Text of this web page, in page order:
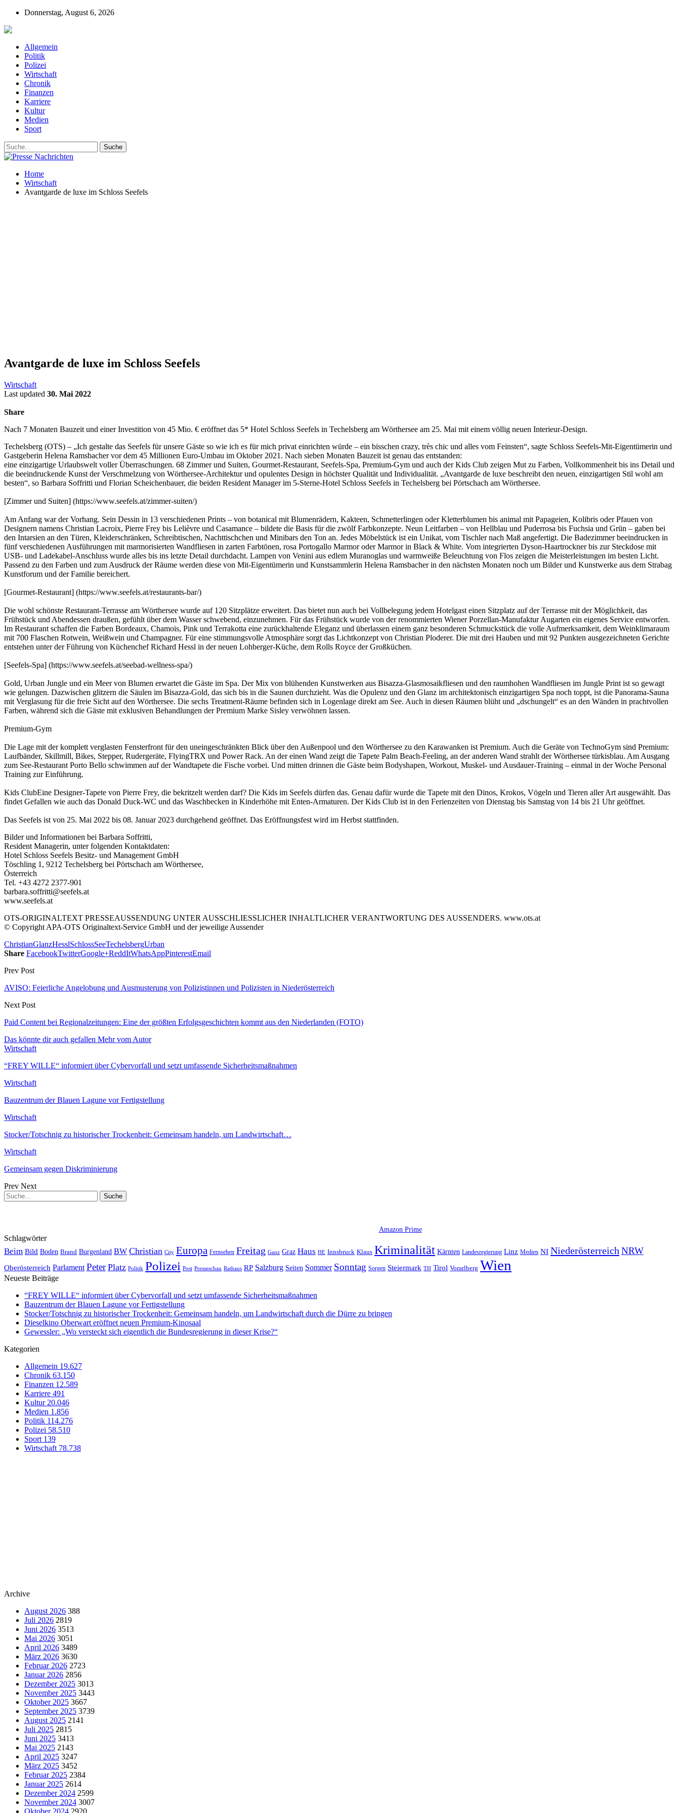
Donnerstag, August 6, 2026
Allgemein
Politik
Polizei
Wirtschaft
Chronik
Finanzen
Karriere
Kultur
Medien
Sport
Home
Wirtschaft
Avantgarde de luxe im Schloss Seefels
Avantgarde de luxe im Schloss Seefels
Wirtschaft
Last updated 30. Mai 2022
Share
Nach 7 Monaten Bauzeit und einer Investition von 45 Mio. € eröffnet das 5* Hotel Schloss Seefels in Techelsberg am Wörthersee am 25. Mai mit einem völlig neuen Interieur-Design.
Techelsberg (OTS) – „Ich gestalte das Seefels für unsere Gäste so wie ich es für mich privat einrichten würde – ein bisschen crazy, très chic und alles vom Feinsten“, sagte Schloss Seefels-Mit-Eigentümerin und
Gastgeberin Helena Ramsbacher vor dem 45 Millionen Euro-Umbau im Oktober 2021. Nach sieben Monaten Bauzeit ist genau das entstanden:
eine einzigartige Urlaubswelt voller Überraschungen. 68 Zimmer und Suiten, Gourmet-Restaurant, Seefels-Spa, Premium-Gym und auch der Kids Club zeigen Mut zu Farben, Vollkommenheit bis ins Detail und
die beeindruckende Kunst der Verschmelzung von Wörthersee-Architektur und opulentes Design in höchster Qualität und Individualität. „Avantgarde de luxe beschreibt den neuen, einzigartigen Stil wohl am
besten“, so Barbara Soffritti und Florian Scheichenbauer, die beiden Resident Manager im 5-Sterne-Hotel Schloss Seefels in Techelsberg bei Pörtschach am Wörthersee.
[Zimmer und Suiten] (https://www.seefels.at/zimmer-suiten/)
Am Anfang war der Vorhang. Sein Dessin in 13 verschiedenen Prints – von botanical mit Blumenrädern, Kakteen, Schmetterlingen oder Kletterblumen bis animal mit Papageien, Kolibris oder Pfauen von
Designern namens Christian Lacroix, Pierre Frey bis Lelièvre und Casamance – bildete die Basis für die zwölf Farbkonzepte. Neun Leitfarben – von Hellblau und Puderrosa bis Fuchsia und Grün – gaben bei
den Intarsien an den Türen, Kleiderschränken, Schreibtischen, Nachttischchen und Minibars den Ton an. Jedes Möbelstück ist ein Unikat, vom Tischler nach Maß angefertigt. Die Badezimmer beeindrucken in
fünf verschiedenen Ausführungen mit marmorisierten Wandfliesen in zarten Farbtönen, rosa Portogallo Marmor oder Marmor in Black & White. Vom integrierten Dyson-Haartrockner bis zur Steckdose mit
USB- und Ladekabel-Anschluss wurde alles bis ins letzte Detail durchdacht. Lampen von Venini aus edlem Muranoglas und warmweiße Beleuchtung von Flos zeigen die Meisterleistungen im besten Licht.
Passend zu den Farben und zum Ausdruck der Räume werden diese von Mit-Eigentümerin und Kunstsammlerin Helena Ramsbacher in den nächsten Monaten noch um Bilder und Kunstwerke aus dem Strabag
Kunstforum und der Familie bereichert.
[Gourmet-Restaurant] (https://www.seefels.at/restaurants-bar/)
Die wohl schönste Restaurant-Terrasse am Wörthersee wurde auf 120 Sitzplätze erweitert. Das bietet nun auch bei Vollbelegung jedem Hotelgast einen Sitzplatz auf der Terrasse mit der Möglichkeit, das
Frühstück und Abendessen draußen, gefühlt über dem Wasser schwebend, einzunehmen. Für das Frühstück wurde von der renommierten Wiener Porzellan-Manufaktur Augarten ein eigenes Service entworfen.
Im Restaurant schaffen die Farben Bordeaux, Chamois, Pink und Terrakotta eine zurückhaltende Eleganz und überlassen einem ganz besonderen Schmuckstück die volle Aufmerksamkeit, dem Weinklimaraum
mit 700 Flaschen Rotwein, Weißwein und Champagner. Für eine stimmungsvolle Atmosphäre sorgt das Lichtkonzept von Christian Ploderer. Die mit drei Hauben und mit 92 Punkten ausgezeichneten Gerichte
entstehen unter der Führung von Küchenchef Richard Hessl in der neuen Lohberger-Küche, dem Rolls Royce der Großküchen.
[Seefels-Spa] (https://www.seefels.at/seebad-wellness-spa/)
Gold, Urban Jungle und ein Meer von Blumen erwartet die Gäste im Spa. Der Mix von blühenden Kunstwerken aus Bisazza-Glasmosaikfliesen und den raumhohen Wandfliesen im Jungle Print ist so gewagt
wie gelungen. Dazwischen glitzern die Säulen im Bisazza-Gold, das sich bis in die Saunen durchzieht. Was die Opulenz und den Glanz im architektonisch einzigartigen Spa noch toppt, ist die Panorama-Sauna
mit Verglasung für die freie Sicht auf den Wörthersee. Die sechs Treatment-Räume befinden sich in Logenlage direkt am See. Auch in diesen Räumen blüht und „dschungelt“ es an den Wänden in prachtvollen
Farben, während sich die Gäste mit exklusiven Behandlungen der Premium Marke Sisley verwöhnen lassen.
Premium-Gym
Die Lage mit der komplett verglasten Fensterfront für den uneingeschränkten Blick über den Außenpool und den Wörthersee zu den Karawanken ist Premium. Auch die Geräte von TechnoGym sind Premium:
Laufbänder, Skillmill, Bikes, Stepper, Rudergeräte, FlyingTRX und Power Rack. An der einen Wand zeigt die Tapete Palm Beach-Feeling, an der anderen Wand strahlt der Wörthersee türkisblau. Am Ausgang
zum See-Restaurant Porto Bello schwimmen auf der Wandtapete die Fische vorbei. Und mitten drinnen die Gäste beim Bodyshapen, Workout, Muskel- und Ausdauer-Training – einmal in der Woche Personal
Training zur Einführung.
Kids ClubEine Designer-Tapete von Pierre Frey, die bekritzelt werden darf? Die Kids im Seefels dürfen das. Genau dafür wurde die Tapete mit den Dinos, Krokos, Vögeln und Tieren aller Art ausgewählt. Das
findet Gefallen wie auch das Donald Duck-WC und das Waschbecken in Kinderhöhe mit Enten-Armaturen. Der Kids Club ist in den Ferienzeiten von Dienstag bis Samstag von 14 bis 21 Uhr geöffnet.
Das Seefels ist von 25. Mai 2022 bis 08. Januar 2023 durchgehend geöffnet. Das Eröffnungsfest wird im Herbst stattfinden.
Bilder und Informationen bei Barbara Soffritti,
Resident Managerin, unter folgenden Kontaktdaten:
Hotel Schloss Seefels Besitz- und Management GmbH
Töschling 1, 9212 Techelsberg bei Pörtschach am Wörthersee,
Österreich
Tel. +43 4272 2377-901
barbara.soffritti@seefels.at
www.seefels.at
OTS-ORIGINALTEXT PRESSEAUSSENDUNG UNTER AUSSCHLIESSLICHER INHALTLICHER VERANTWORTUNG DES AUSSENDERS. www.ots.at
© Copyright APA-OTS Originaltext-Service GmbH und der jeweilige Aussender
ChristianGlanzHesslSchlossSeeTechelsbergUrban
Share FacebookTwitterGoogle+ReddItWhatsAppPinterestEmail
Prev Post
AVISO: Feierliche Angelobung und Ausmusterung von Polizistinnen und Polizisten in Niederösterreich
Next Post
Paid Content bei Regionalzeitungen: Eine der größten Erfolgsgeschichten kommt aus den Niederlanden (FOTO)
Das könnte dir auch gefallen Mehr vom Autor
Wirtschaft
“FREY WILLE“ informiert über Cybervorfall und setzt umfassende Sicherheitsmaßnahmen
Wirtschaft
Bauzentrum der Blauen Lagune vor Fertigstellung
Wirtschaft
Stocker/Totschnig zu historischer Trockenheit: Gemeinsam handeln, um Landwirtschaft…
Wirtschaft
Gemeinsam gegen Diskriminierung
Prev Next
Amazon Prime
Schlagwörter
Beim Bild Boden Brand Burgenland BW Christian City Europa Fernsehen Freitag Ganz Graz Haus HE Innsbruck Klaus Kriminalität Kärnten Landesregierung Linz Medien NI Niederösterreich NRW
Oberösterreich Parlament Peter Platz Politik Polizei Post Presseschau Rathaus RP Salzburg Seiten Sommer Sonntag Sorgen Steiermark TH Tirol Vorarlberg Wien
Neueste Beiträge
“FREY WILLE“ informiert über Cybervorfall und setzt umfassende Sicherheitsmaßnahmen
Bauzentrum der Blauen Lagune vor Fertigstellung
Stocker/Totschnig zu historischer Trockenheit: Gemeinsam handeln, um Landwirtschaft durch die Dürre zu bringen
Dieselkino Oberwart eröffnet neuen Premium-Kinosaal
Gewessler: „Wo versteckt sich eigentlich die Bundesregierung in dieser Krise?“
Kategorien
Allgemein 19.627
Chronik 63.150
Finanzen 12.589
Karriere 491
Kultur 20.046
Medien 1.856
Politik 114.276
Polizei 58.510
Sport 139
Wirtschaft 78.738
Archive
August 2026 388
Juli 2026 2819
Juni 2026 3513
Mai 2026 3051
April 2026 3489
März 2026 3630
Februar 2026 2723
Januar 2026 2856
Dezember 2025 3013
November 2025 3443
Oktober 2025 3667
September 2025 3739
August 2025 2141
Juli 2025 2815
Juni 2025 3413
Mai 2025 2143
April 2025 3247
März 2025 3452
Februar 2025 2384
Januar 2025 2614
Dezember 2024 2599
November 2024 3007
Oktober 2024 2920